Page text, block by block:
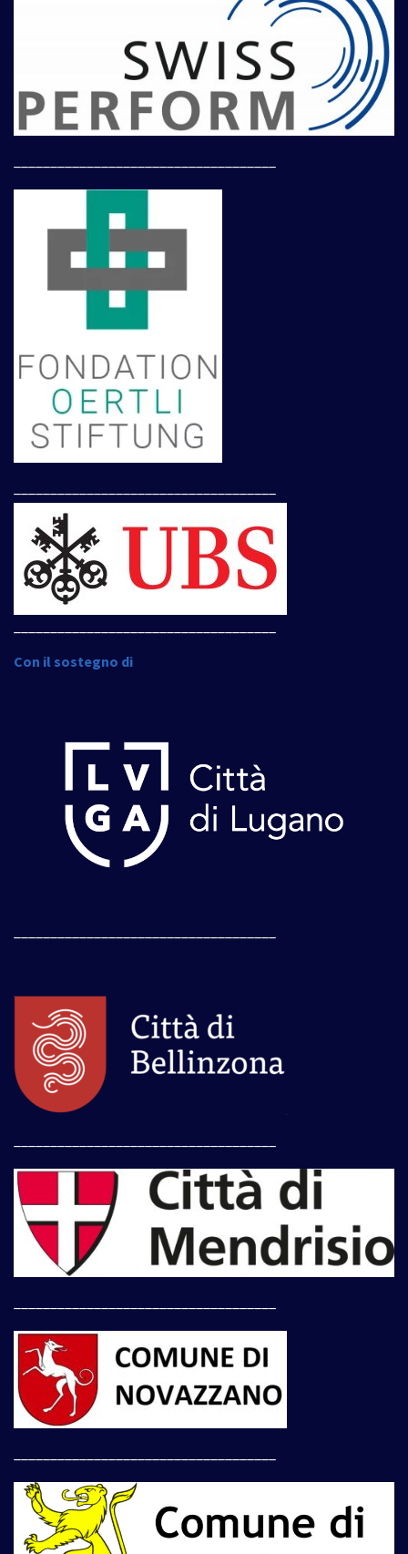
Con il sostegno di